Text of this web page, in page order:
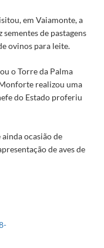
em Vaiamonte, a
de pastagens
ovinos para leite.
o Torre da Palma
realizou uma
do Estado proferiu
ocasião de
de aves de